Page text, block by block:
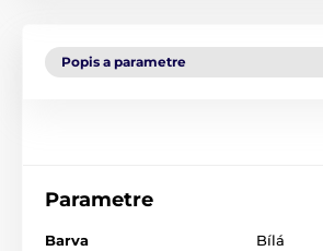
Popis a parametre
Parametre
Barva Bílá